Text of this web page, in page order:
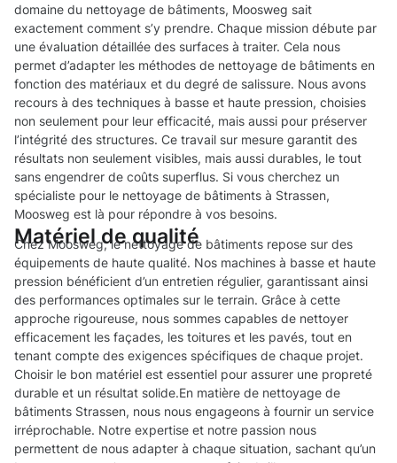
domaine du nettoyage de bâtiments, Moosweg sait
exactement comment s’y prendre. Chaque mission débute par
une évaluation détaillée des surfaces à traiter. Cela nous
permet d’adapter les méthodes de nettoyage de bâtiments en
fonction des matériaux et du degré de salissure. Nous avons
recours à des techniques à basse et haute pression, choisies
non seulement pour leur efficacité, mais aussi pour préserver
l’intégrité des structures. Ce travail sur mesure garantit des
résultats non seulement visibles, mais aussi durables, le tout
sans engendrer de coûts superflus. Si vous cherchez un
spécialiste pour le nettoyage de bâtiments à Strassen,
Moosweg est là pour répondre à vos besoins.
Matériel de qualité
Chez Moosweg, le nettoyage de bâtiments repose sur des
équipements de haute qualité. Nos machines à basse et haute
pression bénéficient d’un entretien régulier, garantissant ainsi
des performances optimales sur le terrain. Grâce à cette
approche rigoureuse, nous sommes capables de nettoyer
efficacement les façades, les toitures et les pavés, tout en
tenant compte des exigences spécifiques de chaque projet.
Choisir le bon matériel est essentiel pour assurer une propreté
durable et un résultat solide.En matière de nettoyage de
bâtiments Strassen, nous nous engageons à fournir un service
irréprochable. Notre expertise et notre passion nous
permettent de nous adapter à chaque situation, sachant qu’un